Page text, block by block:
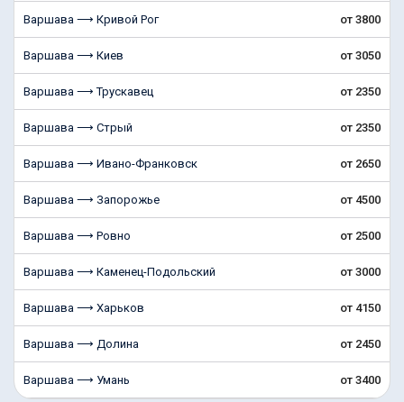
Варшава ⟶ Кривой Рог от 3800
Варшава ⟶ Киев от 3050
Варшава ⟶ Трускавец от 2350
Варшава ⟶ Стрый от 2350
Варшава ⟶ Ивано-Франковск от 2650
Варшава ⟶ Запорожье от 4500
Варшава ⟶ Ровно от 2500
Варшава ⟶ Каменец-Подольский от 3000
Варшава ⟶ Харьков от 4150
Варшава ⟶ Долина от 2450
Варшава ⟶ Умань от 3400